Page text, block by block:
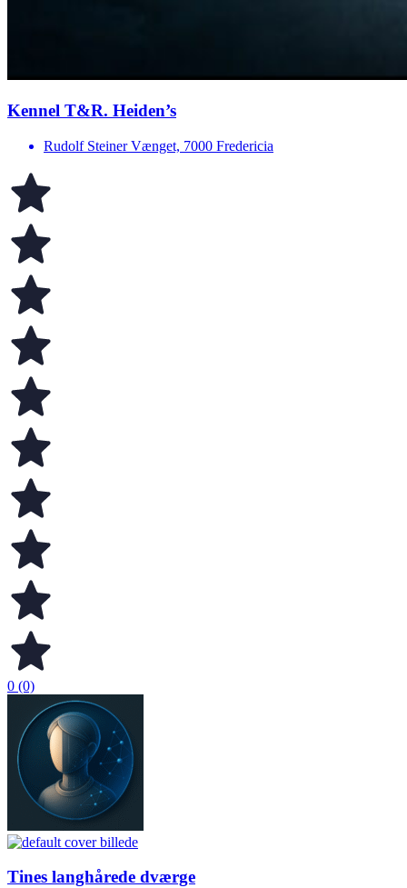
Kennel T&R. Heiden’s
Rudolf Steiner Vænget, 7000 Fredericia
0 (0)
Tines langhårede dværge